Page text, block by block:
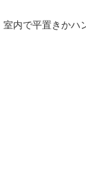
で平置きか